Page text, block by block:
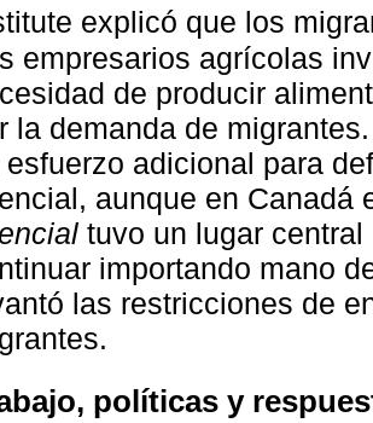
explicó que los
empresarios agrícolas
de producir
la demanda de
esfuerzo adicional para
aunque en Canadá
tuvo un lugar
importando mano
las restricciones de
políticas y